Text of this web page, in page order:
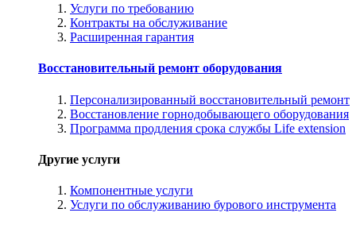
Услуги по требованию
Контракты на обслуживание
Расширенная гарантия
Восстановительный ремонт оборудования
Персонализированный восстановительный ремонт
Восстановление горнодобывающего оборудования
Программа продления срока службы Life extension
Другие услуги
Компонентные услуги
Услуги по обслуживанию бурового инструмента